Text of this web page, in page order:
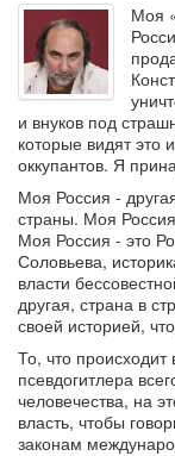
Моя
и внуков под
которые видят это
оккупантов. Я
Моя Россия -
страны. Моя
Моя Россия - это
Соловьева,
власти
другая, страна в
своей историей,
То, что
псевдогитлера
человечества, на
власть, чтобы
законам